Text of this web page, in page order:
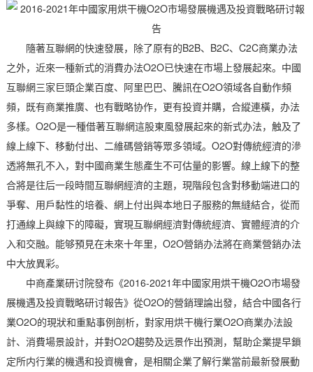
隨著互聯網的快速發展，除了原有的B2B、B2C、C2C商業办法
之外，近來一種新式的消費办法O2O已快速在市場上發展起來。中國
互聯網三家巨頭企業百度、阿里巴巴、騰訊在O2O領域各自動作頻
頻，既有商業推廣、也有戰略协作，更有投資并購，合縱連橫，办法
多樣。O2O是一種借著互聯網這股東風發展起來的新式办法，触及了
線上線下、移動付出、二維碼營銷等眾多領域。O2O對傳統經濟的滲
透將無孔不入，對中國商業生態產生不可估量的影響。線上線下的整
合將是往后一段時間互聯網經濟的主題，現階段包含對移動端进口的
爭奪、用戶黏性的培養、網上付出與本地日子服務的無縫結合，從而
打通線上與線下的障礙，實現互聯網經濟對傳統經濟、實體經濟的介
入和交融。能够預見在未來十年里，O2O營銷办法將在商業營銷办法
中大放異彩。
中商產業研讨院發布《2016-2021年中國家用烘干機O2O市場發
展機遇及投資戰略研讨報告》從O2O的營銷理論出發，結合中國各行
業O2O的現狀和重點事例剖析，對家用烘干機行業O2O商業办法設
計、消費場景設計，并對O2O趨勢及远景作出預測，幫助企業提早鎖
定所内行業的機遇和投資機會，是相關企業了解行業當前最新發展動